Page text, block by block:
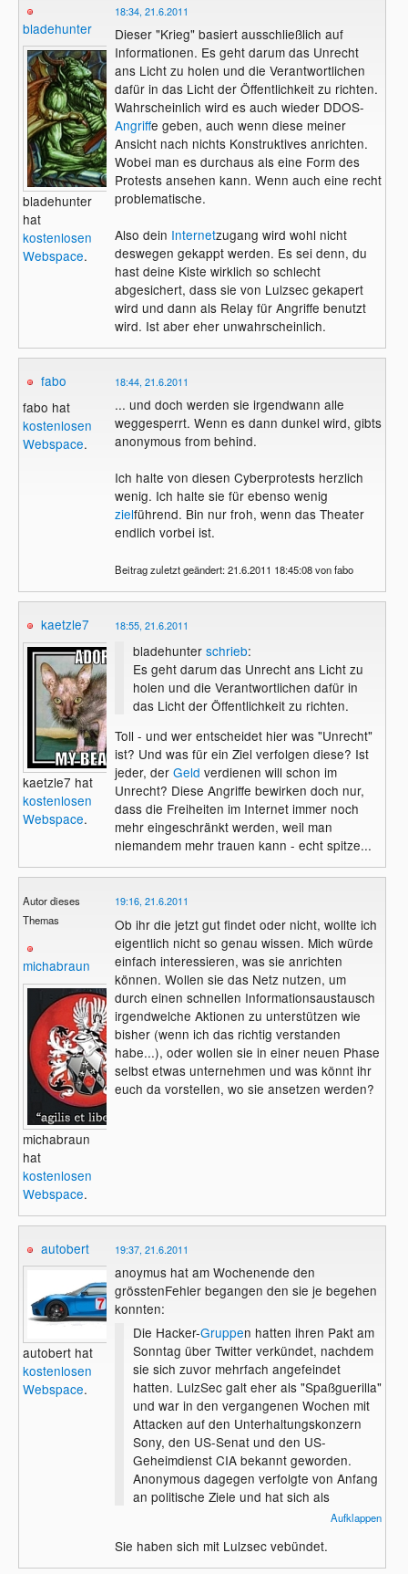
bladehunter
bladehunter
hat
kostenlosen
Webspace.
18:34, 21.6.2011
Dieser "Krieg" basiert ausschließlich auf
Informationen. Es geht darum das Unrecht
ans Licht zu holen und die Verantwortlichen
dafür in das Licht der Öffentlichkeit zu richten.
Wahrscheinlich wird es auch wieder DDOS-
Angriffe geben, auch wenn diese meiner
Ansicht nach nichts Konstruktives anrichten.
Wobei man es durchaus als eine Form des
Protests ansehen kann. Wenn auch eine recht
problematische.
Also dein Internetzugang wird wohl nicht
deswegen gekappt werden. Es sei denn, du
hast deine Kiste wirklich so schlecht
abgesichert, dass sie von Lulzsec gekapert
wird und dann als Relay für Angriffe benutzt
wird. Ist aber eher unwahrscheinlich.
fabo
fabo hat
kostenlosen
Webspace.
18:44, 21.6.2011
... und doch werden sie irgendwann alle
weggesperrt. Wenn es dann dunkel wird, gibts
anonymous from behind.
Ich halte von diesen Cyberprotests herzlich
wenig. Ich halte sie für ebenso wenig
zielführend. Bin nur froh, wenn das Theater
endlich vorbei ist.
Beitrag zuletzt geändert: 21.6.2011 18:45:08 von fabo
kaetzle7
kaetzle7 hat
kostenlosen
Webspace.
18:55, 21.6.2011
bladehunter schrieb:
Es geht darum das Unrecht ans Licht zu
holen und die Verantwortlichen dafür in
das Licht der Öffentlichkeit zu richten.
Toll - und wer entscheidet hier was "Unrecht"
ist? Und was für ein Ziel verfolgen diese? Ist
jeder, der Geld verdienen will schon im
Unrecht? Diese Angriffe bewirken doch nur,
dass die Freiheiten im Internet immer noch
mehr eingeschränkt werden, weil man
niemandem mehr trauen kann - echt spitze...
Autor dieses
Themas
michabraun
michabraun
hat
kostenlosen
Webspace.
19:16, 21.6.2011
Ob ihr die jetzt gut findet oder nicht, wollte ich
eigentlich nicht so genau wissen. Mich würde
einfach interessieren, was sie anrichten
können. Wollen sie das Netz nutzen, um
durch einen schnellen Informationsaustausch
irgendwelche Aktionen zu unterstützen wie
bisher (wenn ich das richtig verstanden
habe...), oder wollen sie in einer neuen Phase
selbst etwas unternehmen und was könnt ihr
euch da vorstellen, wo sie ansetzen werden?
autobert
autobert hat
kostenlosen
Webspace.
19:37, 21.6.2011
anoymus hat am Wochenende den
grösstenFehler begangen den sie je begehen
konnten:
Die Hacker-Gruppen hatten ihren Pakt am
Sonntag über Twitter verkündet, nachdem
sie sich zuvor mehrfach angefeindet
hatten. LulzSec galt eher als "Spaßguerilla"
und war in den vergangenen Wochen mit
Attacken auf den Unterhaltungskonzern
Sony, den US-Senat und den US-
Geheimdienst CIA bekannt geworden.
Anonymous dagegen verfolgte von Anfang
an politische Ziele und hat sich als
Unterstützer der Enthüllungsplattform
Regierungen und Banken wüssten gar
Aufklappen
Sie haben sich mit Lulzsec vebündet.